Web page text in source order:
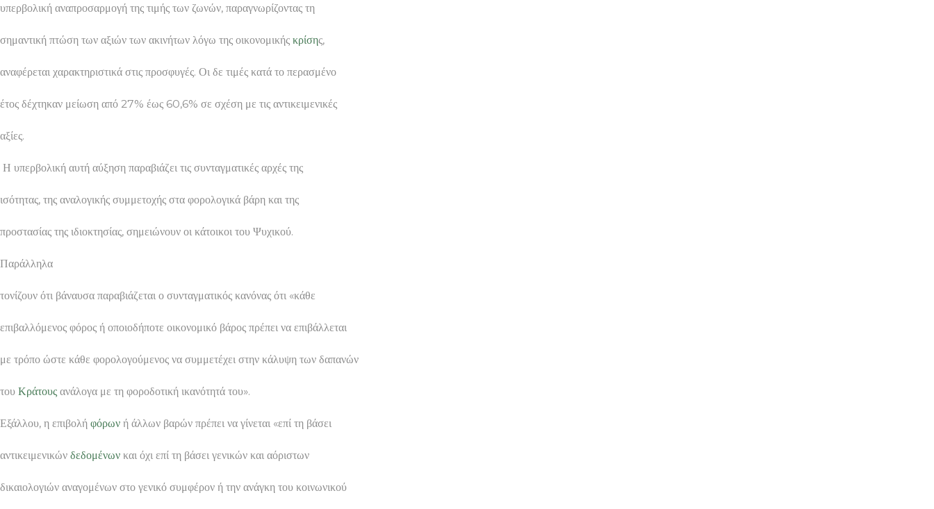
υπερβολική αναπροσαρμογή της τιμής των ζωνών, παραγνωρίζοντας τη
σημαντική πτώση των αξιών των ακινήτων λόγω της οικονομικής κρίσης,
αναφέρεται χαρακτηριστικά στις προσφυγές. Οι δε τιμές κατά το περασμένο
έτος δέχτηκαν μείωση από 27% έως 60,6% σε σχέση με τις αντικειμενικές
αξίες.
Η υπερβολική αυτή αύξηση παραβιάζει τις συνταγματικές αρχές της
ισότητας, της αναλογικής συμμετοχής στα φορολογικά βάρη και της
προστασίας της ιδιοκτησίας, σημειώνουν οι κάτοικοι του Ψυχικού.
Παράλληλα
τονίζουν ότι βάναυσα παραβιάζεται ο συνταγματικός κανόνας ότι «κάθε
επιβαλλόμενος φόρος ή οποιοδήποτε οικονομικό βάρος πρέπει να επιβάλλεται
με τρόπο ώστε κάθε φορολογούμενος να συμμετέχει στην κάλυψη των δαπανών
του Κράτους ανάλογα με τη φοροδοτική ικανότητά του».
Εξάλλου, η επιβολή φόρων ή άλλων βαρών πρέπει να γίνεται «επί τη βάσει
αντικειμενικών δεδομένων και όχι επί τη βάσει γενικών και αόριστων
δικαιολογιών αναγομένων στο γενικό συμφέρον ή την ανάγκη του κοινωνικού